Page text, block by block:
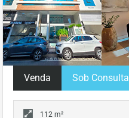
Venda Sob Consulta
112 m²